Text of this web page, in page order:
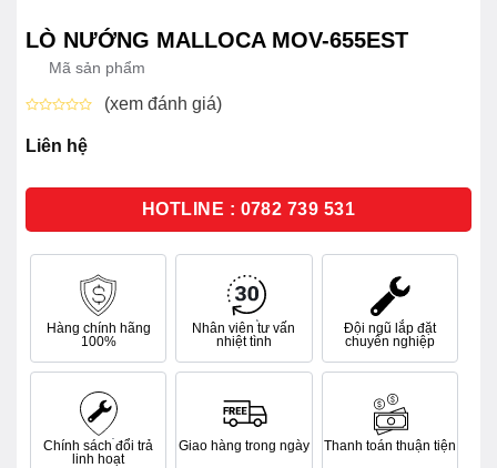
LÒ NƯỚNG MALLOCA MOV-655EST
Mã sản phẩm
xếp
hạng
sao
(xem đánh giá)
Liên hệ
HOTLINE : 0782 739 531
Hàng chính hãng
100%
Nhân viên tư vấn
nhiệt tình
Đội ngũ lắp đặt
chuyên nghiệp
Chính sách đổi trả
linh hoạt
Giao hàng trong ngày Thanh toán thuận tiện